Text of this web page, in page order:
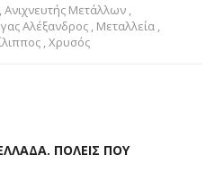
,Ανιχνευτής Μετάλλων ,
Αλέξανδρος , Μεταλλεία ,
,Χρυσός
ΠΟΛΕΙΣ ΠΟΥ